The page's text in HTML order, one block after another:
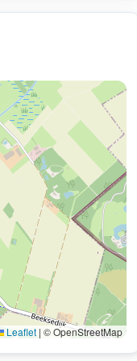
Leaflet | © OpenStreetMap